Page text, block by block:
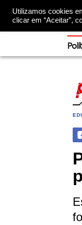
Utilizamos cookies
clicar em “Aceitar”,